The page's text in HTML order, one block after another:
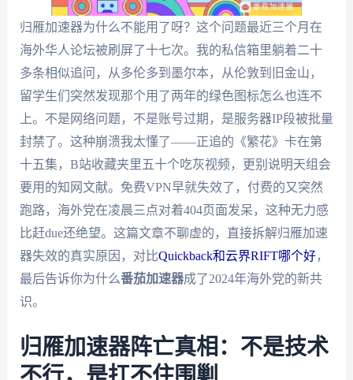
归雁加速器为什么不能用了呀？这个问题最近三个月在
海外华人论坛被刷屏了十七次。我的私信箱里躺着二十
多条相似追问，从多伦多到墨尔本，从伦敦到旧金山，
留学生们突然发现那个用了两年的绿色图标怎么也连不
上。不是网络问题，不是账号过期，是服务器IP段被批量
封禁了。这种崩溃我太懂了——正追的《繁花》卡在第
十五集，B站收藏夹里五十个吃灰视频，更别说明天组会
要用的知网文献。免费VPN早就失效了，付费的又突然
跑路，海外党在凌晨三点对着404页面发呆，这种无力感
比赶due还绝望。这篇文章不聊虚的，直接拆解归雁加速
器失效的真实原因，对比Quickback和云界RIFT哪个好，
最后告诉你为什么番茄加速器成了2024年海外党的新共
识。
归雁加速器阵亡真相：不是技术